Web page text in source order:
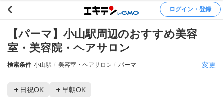
ログイン・登録
【パーマ】小山駅周辺のおすすめ美容
室・美容院・ヘアサロン
検索条件 小山駅 美容室・ヘアサロン パーマ 変更
日祝OK 早朝OK